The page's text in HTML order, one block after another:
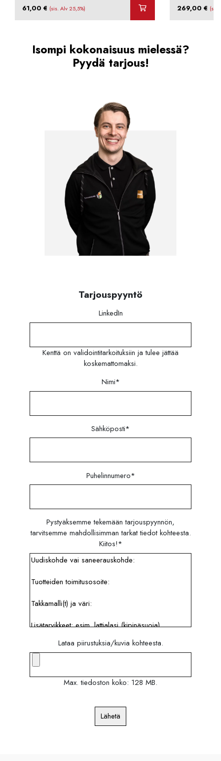
61,00€ (sis. Alv 25,5%) 269,00 € (sis.
Isompi kokonaisuus mielessä?
Pyydä tarjous!
Tarjouspyyntö
LinkedIn
Kenttä on validointitarkoituksiin ja tulee jättää
koskemattomaksi.
Nimi*
Sähköposti*
Puhelinnumero*
Pystyäksemme tekemään tarjouspyynnön,
tarvitsemme mahdollisimman tarkat tiedot kohteesta.
Kiitos!*
Lataa piirustuksia/kuvia kohteesta.
Max. tiedoston koko: 128 MB.
Lähetä